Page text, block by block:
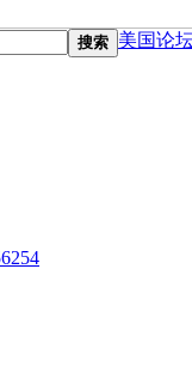
搜索 美国论